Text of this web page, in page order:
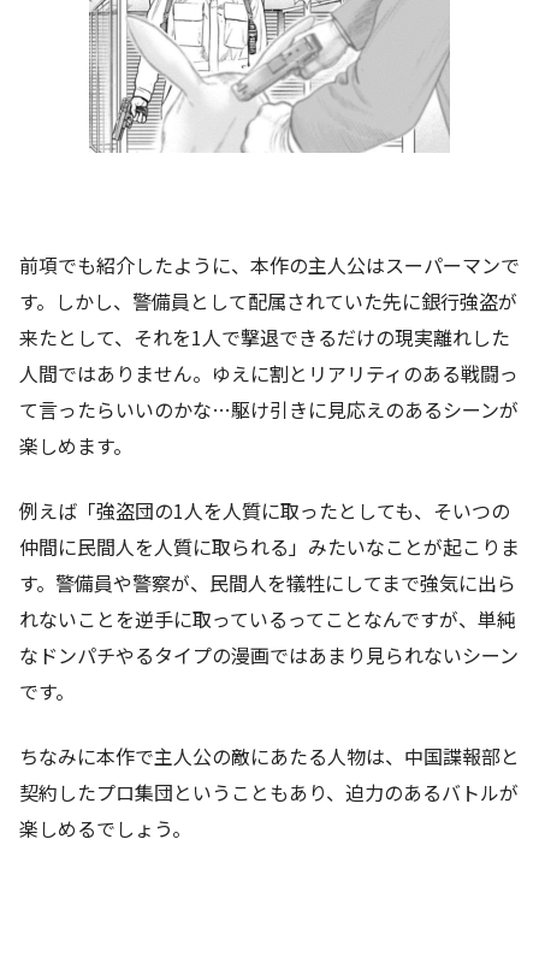
前項でも紹介したように、本作の主人公はスーパーマンで
す。しかし、警備員として配属されていた先に銀行強盗が
来たとして、それを1人で撃退できるだけの現実離れした
人間ではありません。ゆえに割とリアリティのある戦闘っ
て言ったらいいのかな…駆け引きに見応えのあるシーンが
楽しめます。
例えば「強盗団の1人を人質に取ったとしても、そいつの
仲間に民間人を人質に取られる」みたいなことが起こりま
す。警備員や警察が、民間人を犠牲にしてまで強気に出ら
れないことを逆手に取っているってことなんですが、単純
なドンパチやるタイプの漫画ではあまり見られないシーン
です。
ちなみに本作で主人公の敵にあたる人物は、中国諜報部と
契約したプロ集団ということもあり、迫力のあるバトルが
楽しめるでしょう。